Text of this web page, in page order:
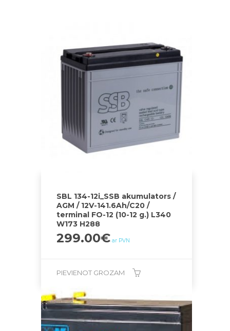
SBL 134-12i_SSB akumulators /
AGM / 12V-141.6Ah/C20 /
terminal FO-12 (10-12 g.) L340
W173 H288
299.00€ ar PVN
PIEVIENOT GROZAM